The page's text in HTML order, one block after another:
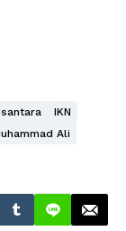
IKN
Ali